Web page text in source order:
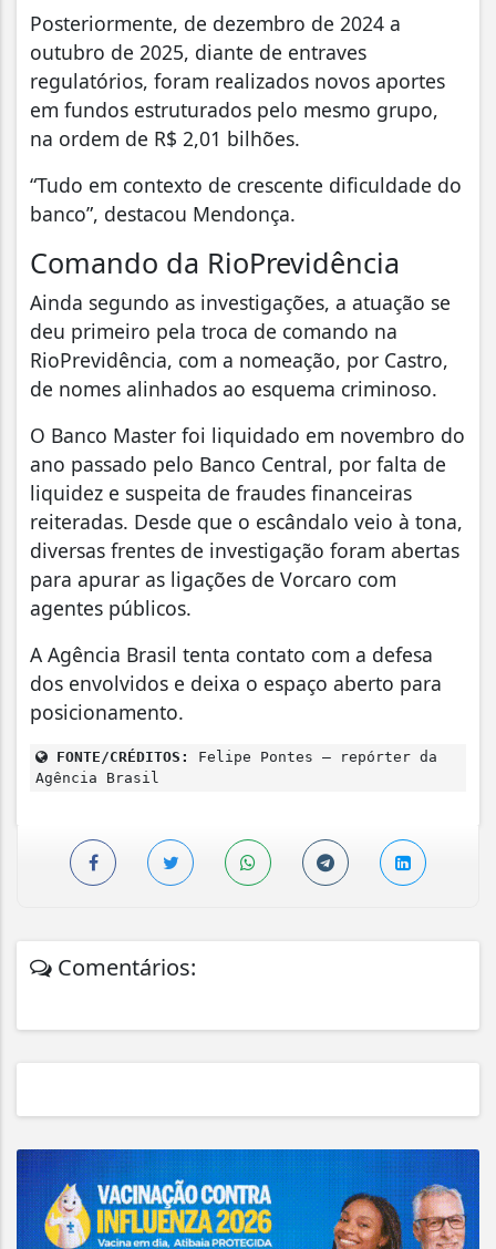
Posteriormente, de dezembro de 2024 a
outubro de 2025, diante de entraves
regulatórios, foram realizados novos aportes
em fundos estruturados pelo mesmo grupo,
na ordem de R$ 2,01 bilhões.
“Tudo em contexto de crescente dificuldade do
banco”, destacou Mendonça.
Comando da RioPrevidência
Ainda segundo as investigações, a atuação se
deu primeiro pela troca de comando na
RioPrevidência, com a nomeação, por Castro,
de nomes alinhados ao esquema criminoso.
O Banco Master foi liquidado em novembro do
ano passado pelo Banco Central, por falta de
liquidez e suspeita de fraudes financeiras
reiteradas. Desde que o escândalo veio à tona,
diversas frentes de investigação foram abertas
para apurar as ligações de Vorcaro com
agentes públicos.
A Agência Brasil tenta contato com a defesa
dos envolvidos e deixa o espaço aberto para
posicionamento.
FONTE/CRÉDITOS:
Felipe Pontes – repórter da
Agência Brasil
Comentários: